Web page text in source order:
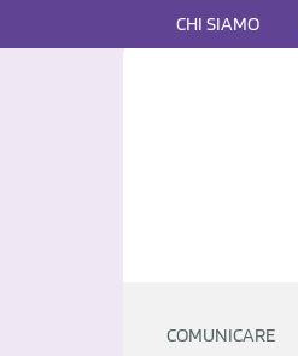
CHI SIAMO
COMUNICARE